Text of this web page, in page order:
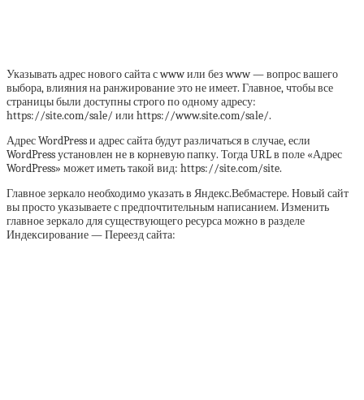
Указывать адрес нового сайта с www или без www — вопрос вашего
выбора, влияния на ранжирование это не имеет. Главное, чтобы все
страницы были доступны строго по одному адресу:
https://site.com/sale/ или https://www.site.com/sale/.
Адрес WordPress и адрес сайта будут различаться в случае, если
WordPress установлен не в корневую папку. Тогда URL в поле «Адрес
WordPress» может иметь такой вид: https://site.com/site.
Главное зеркало необходимо указать в Яндекс.Вебмастере. Новый сайт
вы просто указываете с предпочтительным написанием. Изменить
главное зеркало для существующего ресурса можно в разделе
Индексирование — Переезд сайта: